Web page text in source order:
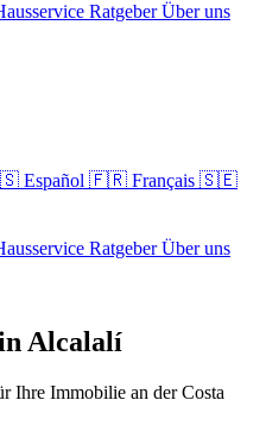
RatgeberÜber uns
Español 🇫🇷 Français 🇸🇪
RatgeberÜber uns
Alcalalí
Ihre Immobilie an der Costa